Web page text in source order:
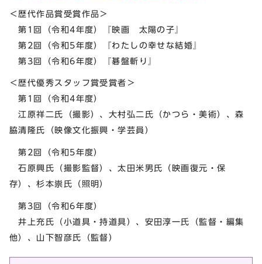
＜歴代作品賞受賞作品＞
第1回（令和4年度）『映画 太陽の子』
第2回（令和5年度）『わたしの幸せな結婚』
第3回（令和6年度）『碁盤斬り』
＜歴代優秀スタッフ賞受賞者＞
第1回（令和4年度）
江原祥二氏（撮影）、大村弘二氏（かつら・美術）、森
脇清隆氏（映像文化振興・学芸員）
第2回（令和5年度）
石原興氏（撮影監督）、太田米男氏（映画復元・保
存）、杉本祟氏（照明）
第3回（令和6年度）
井上充氏（小道具・持道具）、安田淳一氏（監督・編集
他）、山下智彦氏（監督）